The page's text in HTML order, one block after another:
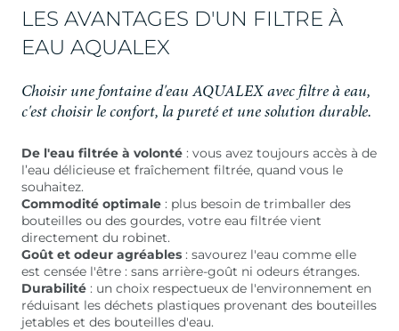
LES AVANTAGES D'UN FILTRE À
EAU AQUALEX
Choisir une fontaine d'eau AQUALEX avec filtre à eau,
c'est choisir le confort, la pureté et une solution durable.
De l'eau filtrée à volonté : vous avez toujours accès à de
l’eau délicieuse et fraîchement filtrée, quand vous le
souhaitez.
Commodité optimale : plus besoin de trimballer des
bouteilles ou des gourdes, votre eau filtrée vient
directement du robinet.
Goût et odeur agréables : savourez l'eau comme elle
est censée l'être : sans arrière-goût ni odeurs étranges.
Durabilité : un choix respectueux de l'environnement en
réduisant les déchets plastiques provenant des bouteilles
jetables et des bouteilles d'eau.